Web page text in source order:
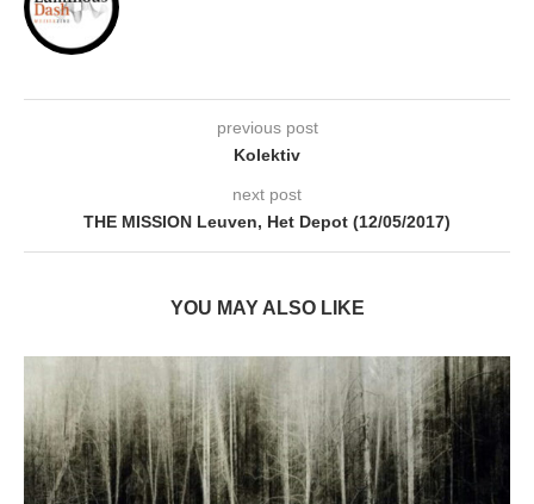
previous post
Kolektiv
next post
THE MISSION Leuven, Het Depot (12/05/2017)
YOU MAY ALSO LIKE